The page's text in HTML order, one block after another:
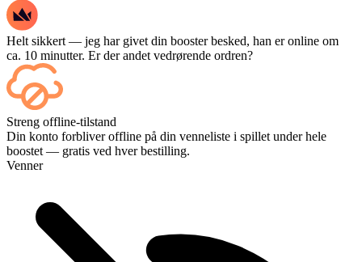
Helt sikkert — jeg har givet din booster besked, han er online om
ca. 10 minutter. Er der andet vedrørende ordren?
Ja – hver kamp vises på dit dashboard, så snart den er slut, og hvis
du vil se selve kampene, kan du tilføje Streaming ved kassen.
Streng offline-tilstand
Din konto forbliver offline på din venneliste i spillet under hele
boostet — gratis ved hver bestilling.
Venner